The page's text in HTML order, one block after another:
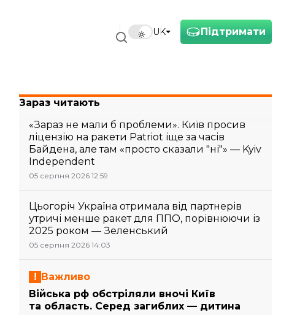
Підтримати
UK
Зараз читають
«Зараз не мали б проблеми». Київ просив
ліцензію на ракети Patriot іще за часів
Байдена, але там «просто сказали "ні"» — Kyiv
Independent
05 серпня 2026 12:59
Цьогоріч Україна отримала від партнерів
утричі менше ракет для ППО, порівнюючи із
2025 роком — Зеленський
05 серпня 2026 14:03
Важливо
Війська рф обстріляли вночі Київ
та область. Серед загиблих — дитина